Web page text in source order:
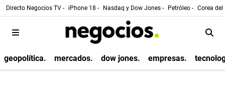
Directo Negocios TV - iPhone 18 - Nasdaq y Dow Jones - Petróleo - Corea
geopolítica. mercados. dow jones. empresas.